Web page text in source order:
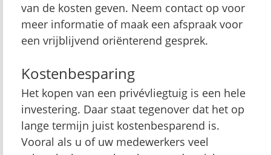
van de kosten geven. Neem contact op voor
meer informatie of maak een afspraak voor
een vrijblijvend oriënterend gesprek.
Kostenbesparing
Het kopen van een privévliegtuig is een hele
investering. Daar staat tegenover dat het op
lange termijn juist kostenbesparend is.
Vooral als u of uw medewerkers veel